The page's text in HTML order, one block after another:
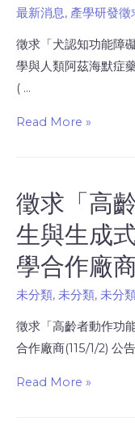
最新消息, 產學研發徵
徵求「犬認知功能障
學與人類阿茲海默症
( …
Read More »
徵求「高
生與生成
學合作廠
未分類, 未分類, 未分
徵求「高齡者動作功
合作廠商(115/1/2) 公
Read More »